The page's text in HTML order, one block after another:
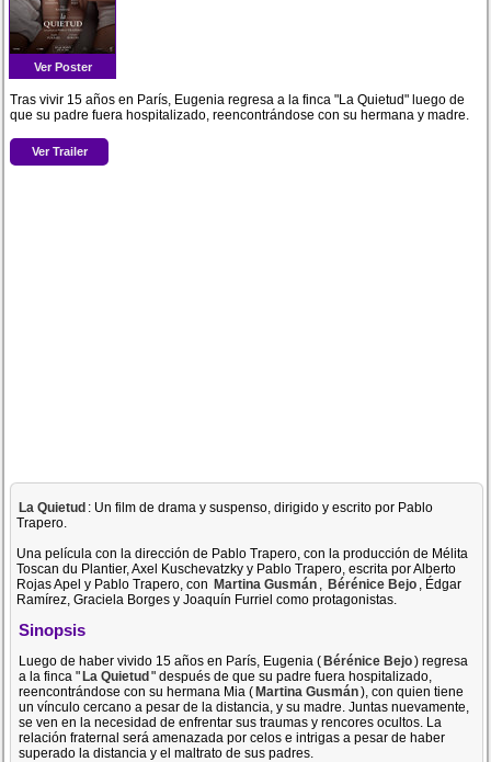
Ver Poster
Tras vivir 15 años en París, Eugenia regresa a la finca "La Quietud" luego de
que su padre fuera hospitalizado, reencontrándose con su hermana y madre.
Ver Trailer
La Quietud : Un film de drama y suspenso, dirigido y escrito por Pablo
Trapero.
Una película con la dirección de Pablo Trapero, con la producción de Mélita
Toscan du Plantier, Axel Kuschevatzky y Pablo Trapero, escrita por Alberto
Rojas Apel y Pablo Trapero, con Martina Gusmán , Bérénice Bejo , Édgar
Ramírez, Graciela Borges y Joaquín Furriel como protagonistas.
Sinopsis
Luego de haber vivido 15 años en París, Eugenia (Bérénice Bejo) regresa
a la finca "La Quietud" después de que su padre fuera hospitalizado,
reencontrándose con su hermana Mia (Martina Gusmán), con quien tiene
un vínculo cercano a pesar de la distancia, y su madre. Juntas nuevamente,
se ven en la necesidad de enfrentar sus traumas y rencores ocultos. La
relación fraternal será amenazada por celos e intrigas a pesar de haber
superado la distancia y el maltrato de sus padres.